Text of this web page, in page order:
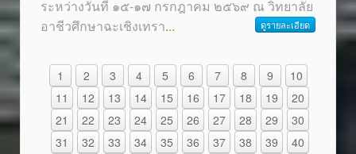
ระหว่างวันที่ ๑๕-๑๗ กรกฎาคม ๒๕๖๙ ณ วิทยาลัย
อาชีวศึกษาฉะเชิงเทรา... ดูรายละเอียด
1 2 3 4 5 6 7 8 9
10
11
12 13 14 15 16 17 18 19
20
21
22 23 24 25 26 27 28 29
30
31
32 33 34 35 36 37 38 39
40